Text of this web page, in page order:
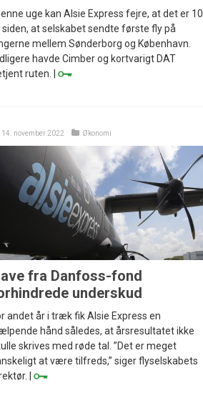
uge kan Alsie Express fejre, at det er 10
siden, at selskabet sendte første fly på
mellem Sønderborg og København.
havde Cimber og kortvarigt DAT
ruten. |
14. november 2022 Økonomi
fra Danfoss-fond
underskud
andet år i træk fik Alsie Express en
hånd således, at årsresultatet ikke
skrives med røde tal. ”Det er meget
at være tilfreds,” siger flyselskabets
|